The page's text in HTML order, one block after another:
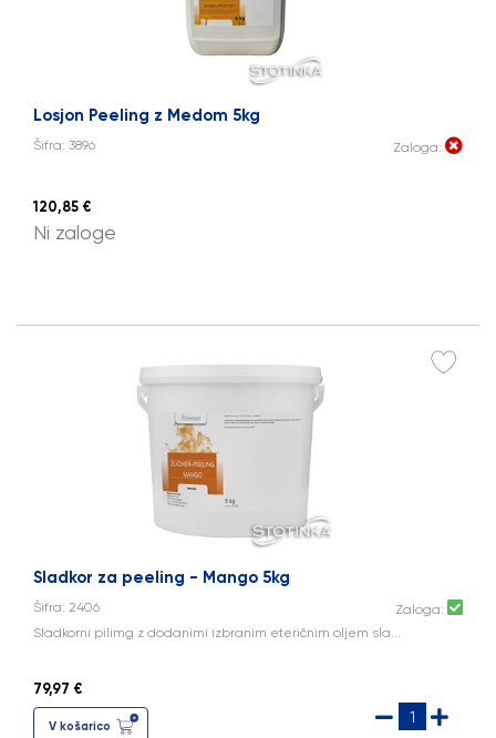
Losjon Peeling z Medom 5kg
Šifra: 3896 Zaloga:
120,85 €
Ni zaloge
Sladkor za peeling - Mango 5kg
Šifra: 2406
Zaloga:
Sladkorni pilimg z dodanimi izbranim eteričnim oljem sla...
79,97 €
V košarico